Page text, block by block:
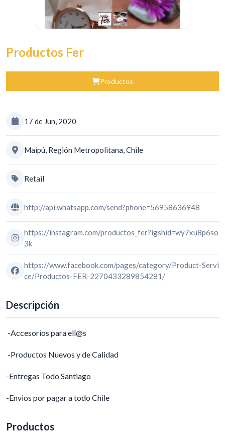
Productos Fer
Productos
17 de Jun, 2020
Maipú, Región Metropolitana, Chile
Retail
http://api.whatsapp.com/send?phone=56958636948
https://instagram.com/productos_fer?igshid=wy7xu8p6so
3k
https://www.facebook.com/pages/category/Product-Servi
ce/Productos-FER-2270433289854281/
Descripción
-Accesorios para ell@s
-Productos Nuevos y de Calidad
-Entregas Todo Santiago
-Envios por pagar a todo Chile
Productos